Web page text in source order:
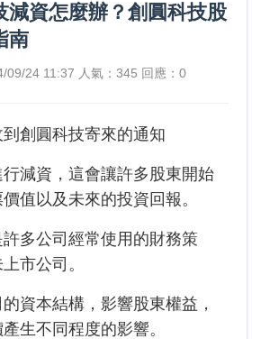
減資怎麼辦？創圓科技股
南
09/24 11:37 人氣：345 回應：0
創圓科技寄來的通知
減資，這會讓許多股東開始
值以及未來的投資回報。
多公司經常使用的財務策
市公司。
資本結構，影響股東權益，
生不同程度的影響。